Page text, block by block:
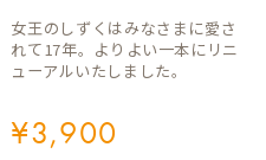
¥3,900
女王のしずくはみなさまに愛さ
れて17年。よりよい一本にリニ
ューアルいたしました。